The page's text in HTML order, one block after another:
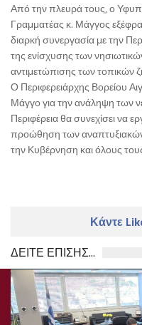
Από την πλευρά τους, ο
Γραμματέας κ. Μάγγος
διαρκή συνεργασία με την
της ενίσχυσης των
αντιμετώπισης των τοπικών
Ο Περιφερειάρχης Βορείου
Μάγγο για την ανάληψη των
Περιφέρεια θα συνεχίσει να
προώθηση των
την Κυβέρνηση και όλους
Κάντε
ΔΕΙΤΕ ΕΠΙΣΗΣ...